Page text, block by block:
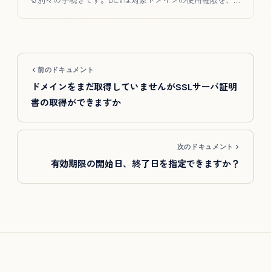
前のドキュメント
ドメインをまだ取得していませんがSSLサーバ証明
書の取得ができますか
次のドキュメント
有効期限の開始日、終了日を指定できますか？